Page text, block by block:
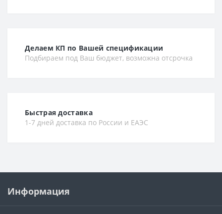
Делаем КП по Вашей спецификации
Подбираем под Ваш бюджет, возможна отсрочка
Быстрая доставка
1-7 дней доставка по России и ЕАЭС
Информация